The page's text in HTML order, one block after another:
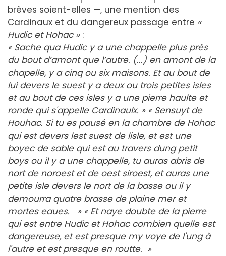
brèves soient-elles —, une mention des
Cardinaux et du dangereux passage entre «
Hudic et Hohac » :
« Sache qua Hudic y a une chappelle plus près
du bout d’amont que l’autre. (...) en amont de la
chapelle, y a cinq ou six maisons. Et au bout de
lui devers le suest y a deux ou trois petites isles
et au bout de ces isles y a une pierre haulte et
ronde qui s'appelle Cardinaulx. » « Sensuyt de
Houhac. Si tu es pausé en la chambre de Hohac
qui est devers lest suest de lisle, et est une
boyec de sable qui est au travers dung petit
boys ou il y a une chappelle, tu auras abris de
nort de noroest et de oest siroest, et auras une
petite isle devers le nort de la basse ou il y
demourra quatre brasse de plaine mer et
mortes eaues. » « Et naye doubte de la pierre
qui est entre Hudic et Hohac combien quelle est
dangereuse, et est presque my voye de l'ung à
l'autre et est presque en routte. »